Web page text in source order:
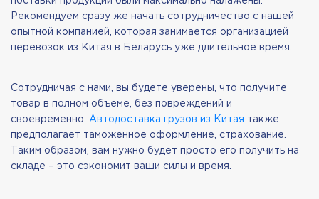
Рекомендуем сразу же начать сотрудничество с нашей
опытной компанией, которая занимается организацией
перевозок из Китая в Беларусь уже длительное время.
Сотрудничая с нами, вы будете уверены, что получите
товар в полном объеме, без повреждений и
своевременно. Автодоставка грузов из Китая также
предполагает таможенное оформление, страхование.
Таким образом, вам нужно будет просто его получить на
складе – это сэкономит ваши силы и время.